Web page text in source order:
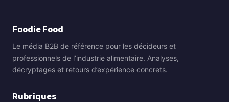
Foodie Food
Le média B2B de référence pour les décideurs et
professionnels de l’industrie alimentaire. Analyses,
décryptages et retours d’expérience concrets.
Rubriques